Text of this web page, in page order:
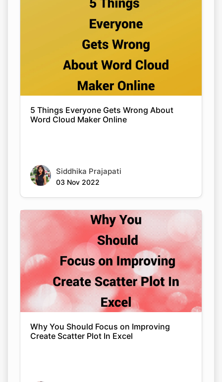
5 Things Everyone Gets Wrong About
Word Cloud Maker Online
Siddhika Prajapati
03 Nov 2022
Why You Should Focus on Improving
Create Scatter Plot In Excel